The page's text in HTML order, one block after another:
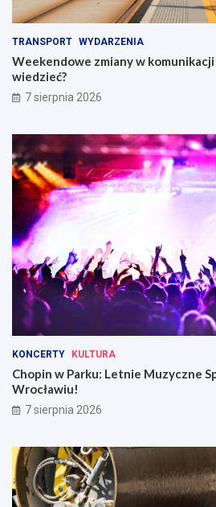
TRANSPORT WYDARZENIA
Weekendowe zmiany w
wiedzieć?
7 sierpnia 2026
KONCERTY KULTURA
Chopin w Parku: Letnie Muzyczne
Wrocławiu!
7 sierpnia 2026